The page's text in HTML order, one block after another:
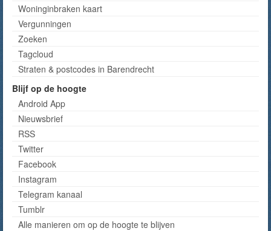
Woninginbraken kaart
Vergunningen
Zoeken
Tagcloud
Straten & postcodes in Barendrecht
Blijf op de hoogte
Android App
Nieuwsbrief
RSS
Twitter
Facebook
Instagram
Telegram kanaal
Tumblr
Alle manieren om op de hoogte te blijven